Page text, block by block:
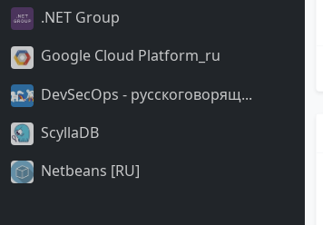
.NET Group
Google Cloud Platform_ru
DevSecOps - русскоговорящ...
ScyllaDB
Netbeans [RU]